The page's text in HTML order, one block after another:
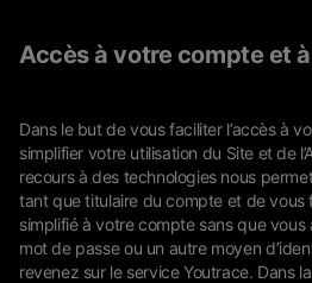
Accès à votre compte et
Dans le but de vous faciliter l’accès à
simplifier votre utilisation du Site et de
recours à des technologies nous
tant que titulaire du compte et de vous
simplifié à votre compte sans que
mot de passe ou un autre moyen
revenez sur le service Youtrace. Dans